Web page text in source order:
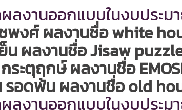
ลงานออกแบบในงบประ
งศ์ ผลงานชื่อ white
น ผลงานชื่อ Jisaw
ะตุฤกษ์ ผลงานชื่อ
อดพ้น ผลงานชื่อ old
ลงานออกแบบในงบประ